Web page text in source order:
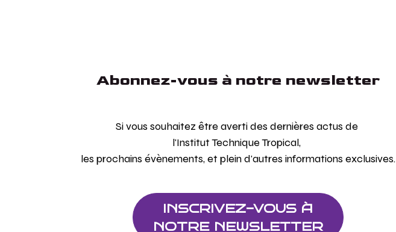
Abonnez-vous à notre newsletter
Si vous souhaitez être averti des dernières actus de
l'Institut Technique Tropical,
les prochains évènements, et plein d'autres informations exclusives.
INSCRIVEZ-VOUS À
NOTRE NEWSLETTER